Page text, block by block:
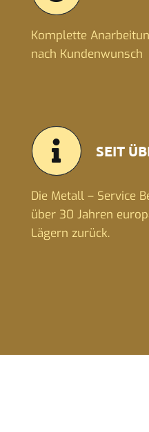
Komplette
nach Kundenwunsch
SEIT
Die Metall – Service
über 30 Jahren
Lägern zurück.